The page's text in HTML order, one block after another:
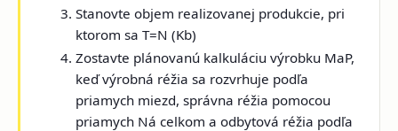
Stanovte objem realizovanej produkcie, pri
ktorom sa T=N (Kb)
Zostavte plánovanú kalkuláciu výrobku MaP,
keď výrobná réžia sa rozvrhuje podľa
priamych miezd, správna réžia pomocou
priamych Ná celkom a odbytová réžia podľa